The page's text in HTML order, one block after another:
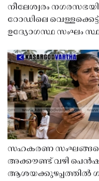
നീലേശ്വരം
റോഡിലെ
ഉദ്യോഗസ്ഥ സംഘം
സഹകരണ സംഘങ്ങളെ
അക്കൗണ്ട് വഴി